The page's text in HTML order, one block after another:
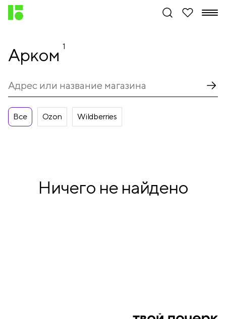
Арком 1
Все Ozon Wildberries
Ничего не найдено